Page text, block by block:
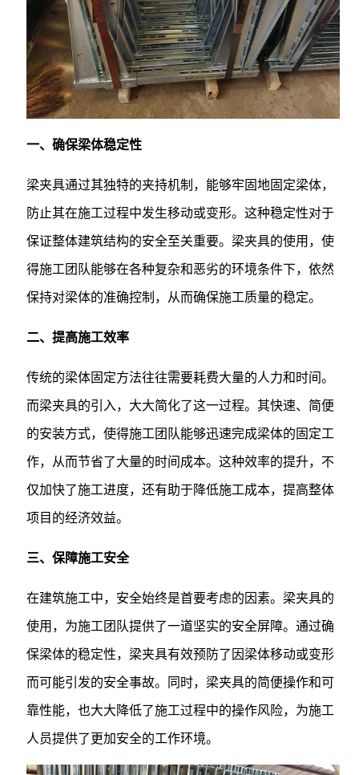
一、确保梁体稳定性
梁夹具通过其独特的夹持机制，能够牢固地固定梁体，
防止其在施工过程中发生移动或变形。这种稳定性对于
保证整体建筑结构的安全至关重要。梁夹具的使用，使
得施工团队能够在各种复杂和恶劣的环境条件下，依然
保持对梁体的准确控制，从而确保施工质量的稳定。
二、提高施工效率
传统的梁体固定方法往往需要耗费大量的人力和时间。
而梁夹具的引入，大大简化了这一过程。其快速、简便
的安装方式，使得施工团队能够迅速完成梁体的固定工
作，从而节省了大量的时间成本。这种效率的提升，不
仅加快了施工进度，还有助于降低施工成本，提高整体
项目的经济效益。
三、保障施工安全
在建筑施工中，安全始终是首要考虑的因素。梁夹具的
使用，为施工团队提供了一道坚实的安全屏障。通过确
保梁体的稳定性，梁夹具有效预防了因梁体移动或变形
而可能引发的安全事故。同时，梁夹具的简便操作和可
靠性能，也大大降低了施工过程中的操作风险，为施工
人员提供了更加安全的工作环境。